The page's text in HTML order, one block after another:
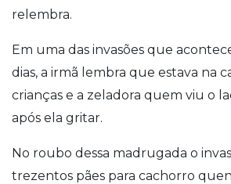
relembra.
Em uma das invasões que
dias, a irmã lembra que estava na
crianças e a zeladora quem viu o
após ela gritar.
No roubo dessa madrugada o
trezentos pães para cachorro